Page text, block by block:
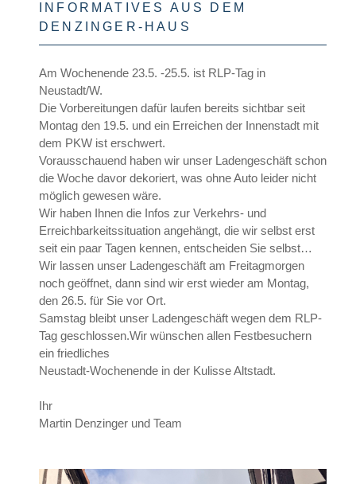
INFORMATIVES AUS DEM
DENZINGER-HAUS
Am Wochenende 23.5. -25.5. ist RLP-Tag in
Neustadt/W.
Die Vorbereitungen dafür laufen bereits sichtbar seit
Montag den 19.5. und ein Erreichen der Innenstadt mit
dem PKW ist erschwert.
Vorausschauend haben wir unser Ladengeschäft schon
die Woche davor dekoriert, was ohne Auto leider nicht
möglich gewesen wäre.
Wir haben Ihnen die Infos zur Verkehrs- und
Erreichbarkeitssituation angehängt, die wir selbst erst
seit ein paar Tagen kennen, entscheiden Sie selbst…
Wir lassen unser Ladengeschäft am Freitagmorgen
noch geöffnet, dann sind wir erst wieder am Montag,
den 26.5. für Sie vor Ort.
Samstag bleibt unser Ladengeschäft wegen dem RLP-
Tag geschlossen.Wir wünschen allen Festbesuchern
ein friedliches
Neustadt-Wochenende in der Kulisse Altstadt.
Ihr
Martin Denzinger und Team